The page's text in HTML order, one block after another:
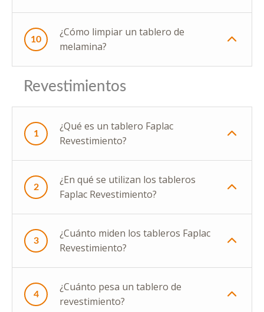
10
¿Cómo limpiar un tablero de
melamina?
Revestimientos
1
¿Qué es un tablero Faplac
Revestimiento?
2
¿En qué se utilizan los tableros
Faplac Revestimiento?
3
¿Cuánto miden los tableros Faplac
Revestimiento?
4
¿Cuánto pesa un tablero de
revestimiento?